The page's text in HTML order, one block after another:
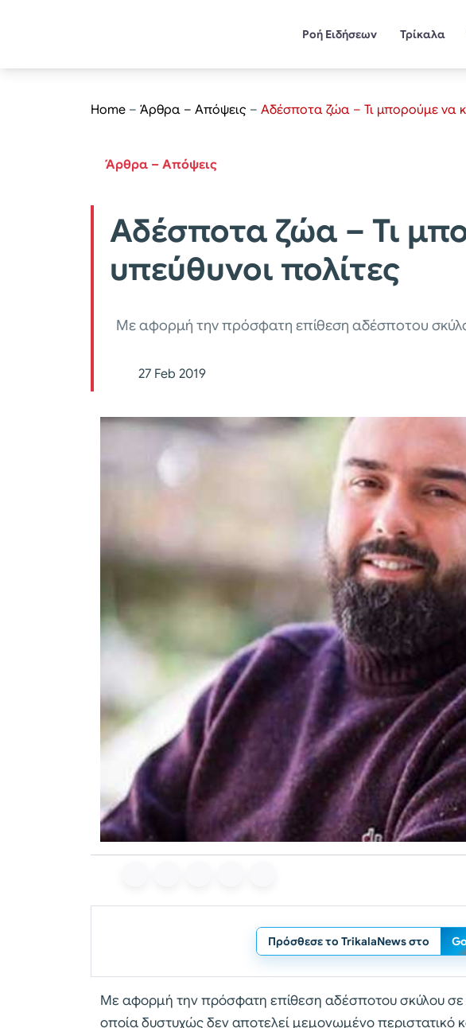
Ροή Ειδήσεων Τρίκαλα
Home – Άρθρα – Απόψεις – Αδέσποτα ζώα – Τι μπορούμε να
Άρθρα – Απόψεις
Αδέσποτα ζώα – Τι
υπεύθυνοι πολίτες
Με αφορμή την πρόσφατη επίθεση αδέσποτου
27 Feb 2019
Πρόσθεσε το TrikalaNews στο
Με αφορμή την πρόσφατη επίθεση αδέσποτου σκύλου σε
οποία δυστυχώς δεν αποτελεί μεμονωμένο περιστατικό